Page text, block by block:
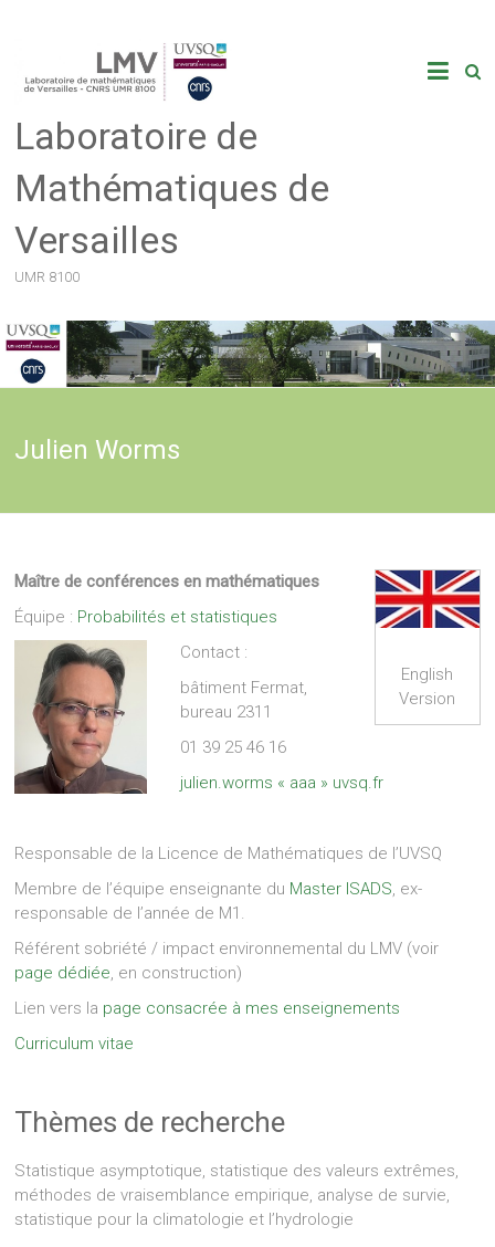
Laboratoire de
Mathématiques de
Versailles
UMR 8100
Julien Worms
English
Version
Maître de conférences en mathématiques
Équipe : Probabilités et statistiques
Contact :
bâtiment Fermat,
bureau 2311
01 39 25 46 16
julien.worms « aaa » uvsq.fr
Responsable de la Licence de Mathématiques de l’UVSQ
Membre de l’équipe enseignante du Master ISADS, ex-
responsable de l’année de M1.
Référent sobriété / impact environnemental du LMV (voir
page dédiée, en construction)
Lien vers la page consacrée à mes enseignements
Curriculum vitae
Thèmes de recherche
Statistique asymptotique, statistique des valeurs extrêmes,
méthodes de vraisemblance empirique, analyse de survie,
statistique pour la climatologie et l’hydrologie